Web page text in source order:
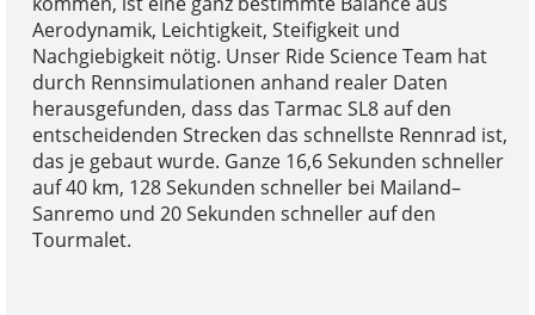
Aerodynamik, Leichtigkeit, Steifigkeit und
Nachgiebigkeit nötig. Unser Ride Science Team hat
durch Rennsimulationen anhand realer Daten
herausgefunden, dass das Tarmac SL8 auf den
entscheidenden Strecken das schnellste Rennrad ist,
das je gebaut wurde. Ganze 16,6 Sekunden schneller
auf 40 km, 128 Sekunden schneller bei Mailand–
Sanremo und 20 Sekunden schneller auf den
Tourmalet.